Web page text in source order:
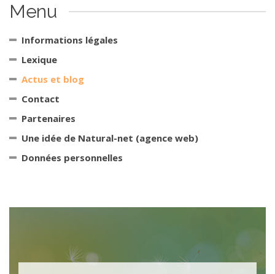
Menu
Informations légales
Lexique
Actus et blog
Contact
Partenaires
Une idée de Natural-net (agence web)
Données personnelles